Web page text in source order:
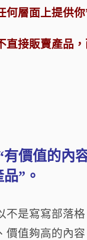
何層面上提供你
直接販賣產品
有價值的內
品” 。
不是寫寫部落
值夠高的內容